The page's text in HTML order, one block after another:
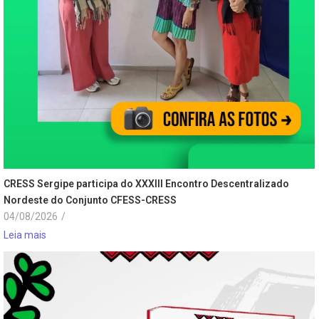
CRESS Sergipe participa do XXXIII Encontro Descentralizado
Nordeste do Conjunto CFESS-CRESS
04/08/2026 /
Leia mais